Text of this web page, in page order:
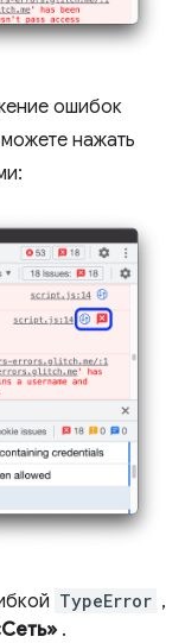
ошибок
нажать
TypeError ,
.